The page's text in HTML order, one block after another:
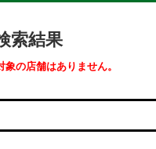
索結果
の店舗はありません。